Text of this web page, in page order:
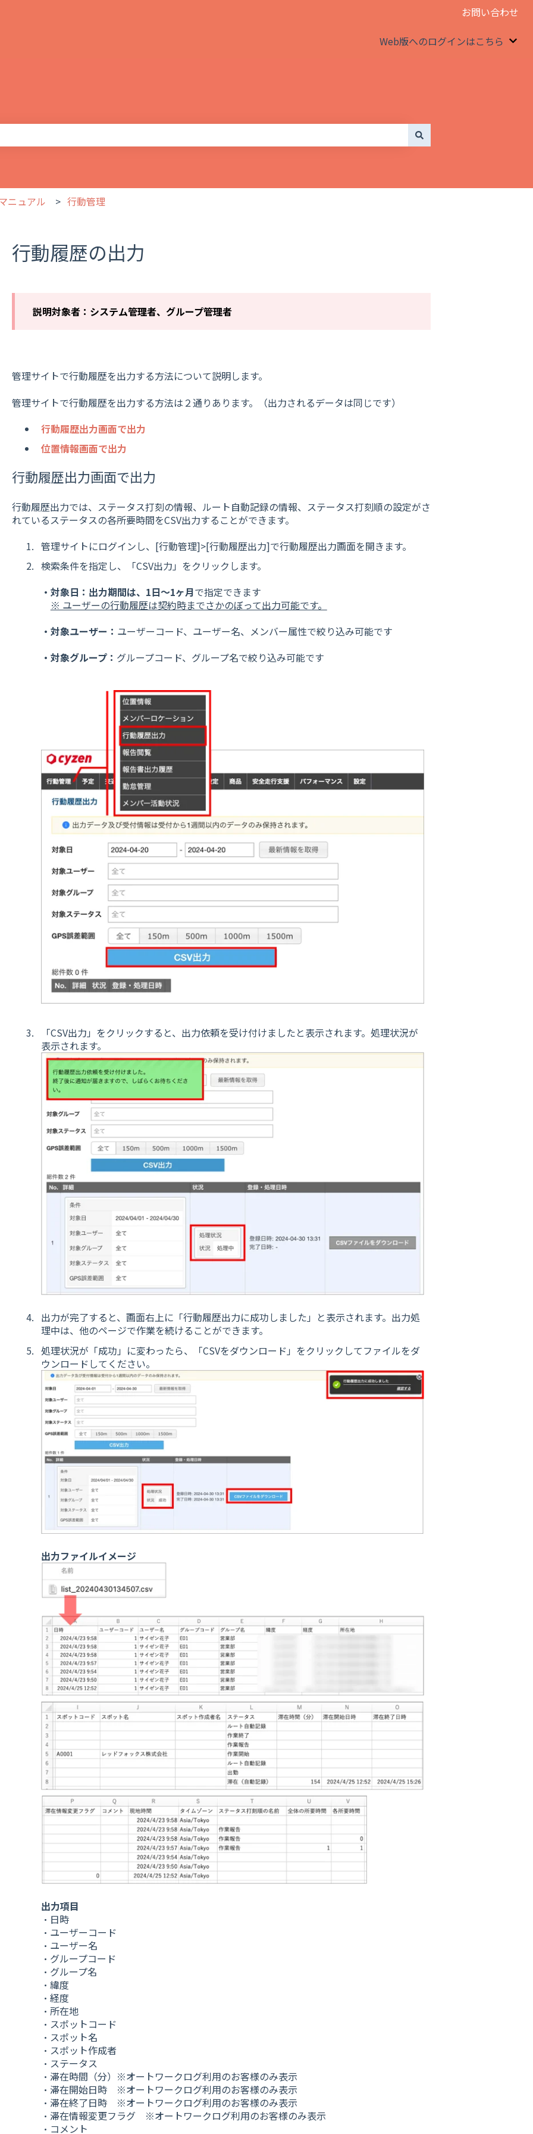
お問い合わせ
Web版へのログインはこちら
ニュアル 行動管理
行動履歴の出力
説明対象者：システム管理者、グループ管理者
管理サイトで行動履歴を出力する方法について説明します。
管理サイトで行動履歴を出力する方法は２通りあります。（出力されるデータは同じです）
行動履歴出力画面で出力
位置情報画面で出力
行動履歴出力画面で出力
行動履歴出力では、ステータス打刻の情報、ルート自動記録の情報、ステータス打刻順の設定がさ
れているステータスの各所要時間をCSV出力することができます。
管理サイトにログインし、[行動管理]>[行動履歴出力]で行動履歴出力画面を開きます。
検索条件を指定し、「CSV出力」をクリックします。
・対象日：出力期間は、1日〜1ヶ月で指定できます
※ ユーザーの行動履歴は契約時までさかのぼって出力可能です。
・対象ユーザー： ユーザーコード、ユーザー名、メンバー属性で絞り込み可能です
・対象グループ： グループコード、グループ名で絞り込み可能です
「CSV出力」をクリックすると、出力依頼を受け付けましたと表示されます。処理状況が
表示されます。
出力が完了すると、画面右上に「行動履歴出力に成功しました」と表示されます。出力処
理中は、他のページで作業を続けることができます。
処理状況が「成功」に変わったら、「CSVをダウンロード」をクリックしてファイルをダ
ウンロードしてください。
出力ファイルイメージ
出力項目
・日時
・ユーザーコード
・ユーザー名
・グループコード
・グループ名
・緯度
・経度
・所在地
・スポットコード
・スポット名
・スポット作成者
・ステータス
・滞在時間（分）※オートワークログ利用のお客様のみ表示
・滞在開始日時 ※オートワークログ利用のお客様のみ表示
・滞在終了日時 ※オートワークログ利用のお客様のみ表示
・滞在情報変更フラグ ※オートワークログ利用のお客様のみ表示
・コメント